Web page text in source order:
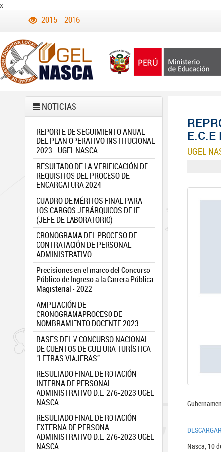
x
2015 2016
NOTICIAS
REPORTE DE SEGUIMIENTO ANUAL
DEL PLAN OPERATIVO INSTITUCIONAL
2023 - UGEL NASCA
RESULTADO DE LA VERIFICACIÓN DE
REQUISITOS DEL PROCESO DE
ENCARGATURA 2024
CUADRO DE MÉRITOS FINAL PARA
LOS CARGOS JERÁRQUICOS DE IE
(JEFE DE LABORATORIO)
CRONOGRAMA DEL PROCESO DE
CONTRATACIÓN DE PERSONAL
ADMINISTRATIVO
Precisiones en el marco del Concurso
Público de Ingreso a la Carrera Pública
Magisterial - 2022
AMPLIACIÓN DE
CRONOGRAMAPROCESO DE
NOMBRAMIENTO DOCENTE 2023
BASES DEL V CONCURSO NACIONAL
DE CUENTOS DE CULTURA TURÍSTICA
“LETRAS VIAJERAS”
RESULTADO FINAL DE ROTACIÓN
INTERNA DE PERSONAL
ADMINISTRATIVO D.L. 276-2023 UGEL
NASCA
RESULTADO FINAL DE ROTACIÓN
EXTERNA DE PERSONAL
ADMINISTRATIVO D.L. 276-2023 UGEL
NASCA
E.C.E
UGEL
Nasca, 10